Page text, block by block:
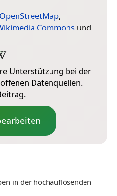
OpenStreetMap,
Commons und
Unterstützung bei der
Datenquellen.
in der hochauflösenden